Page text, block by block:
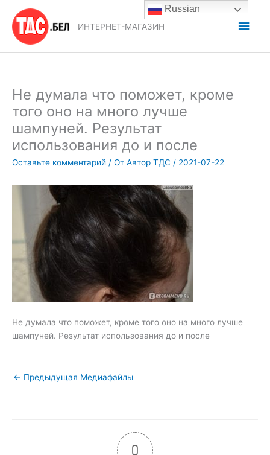
содержимому
ИНТЕРНЕТ-МАГАЗИН
Не думала что поможет, кроме
того оно на много лучше
шампуней. Результат
использования до и после
Оставьте комментарий / От Автор ТДС / 2021-07-22
Не думала что поможет, кроме того оно на много лучше
шампуней. Результат использования до и после
← Предыдущая Медиафайлы
0
Russian